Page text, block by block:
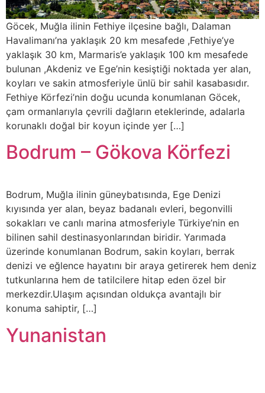
Göcek, Muğla ilinin Fethiye ilçesine bağlı, Dalaman
Havalimanı’na yaklaşık 20 km mesafede ,Fethiye’ye
yaklaşık 30 km, Marmaris’e yaklaşık 100 km mesafede
bulunan ,Akdeniz ve Ege’nin kesiştiği noktada yer alan,
koyları ve sakin atmosferiyle ünlü bir sahil kasabasıdır.
Fethiye Körfezi’nin doğu ucunda konumlanan Göcek,
çam ormanlarıyla çevrili dağların eteklerinde, adalarla
korunaklı doğal bir koyun içinde yer […]
Bodrum – Gökova Körfezi
Bodrum, Muğla ilinin güneybatısında, Ege Denizi
kıyısında yer alan, beyaz badanalı evleri, begonvilli
sokakları ve canlı marina atmosferiyle Türkiye’nin en
bilinen sahil destinasyonlarından biridir. Yarımada
üzerinde konumlanan Bodrum, sakin koyları, berrak
denizi ve eğlence hayatını bir araya getirerek hem deniz
tutkunlarına hem de tatilcilere hitap eden özel bir
merkezdir.Ulaşım açısından oldukça avantajlı bir
konuma sahiptir, […]
Yunanistan